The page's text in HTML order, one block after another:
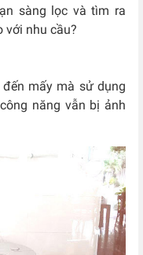
sàng lọc và tìm ra
với nhu cầu?
mấy mà sử dụng
năng vẫn bị ảnh